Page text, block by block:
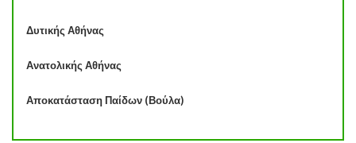
Δυτικής Αθήνας
Ανατολικής Αθήνας
Αποκατάσταση Παίδων (Βούλα)